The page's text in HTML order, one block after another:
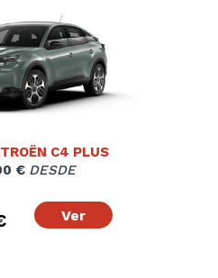
C4 PLUS
€ DESDE
Ver